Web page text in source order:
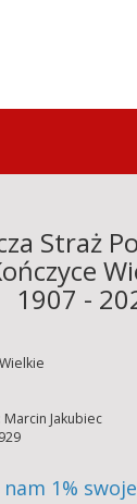
Straż
1907 -
Jakubiec
nam 1%